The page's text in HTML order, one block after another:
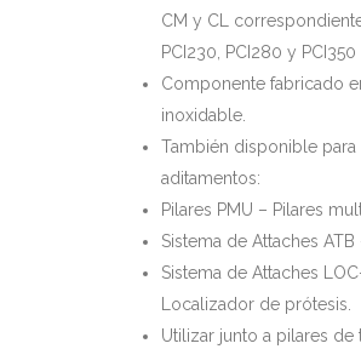
CM y CL
PCI230, PCI280 y
Componente fabricado
inoxidable.
También disponible para
aditamentos:
Pilares PMU – Pilares
Sistema de Attaches ATB
Sistema de Attaches
Localizador de prótesis.
Utilizar junto a pilares de